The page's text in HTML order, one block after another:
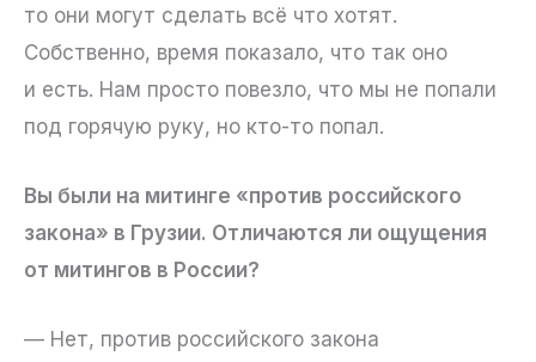
то они могут сделать всё что хотят.
Собственно, время показало, что так оно
и есть. Нам просто повезло, что мы не попали
под горячую руку, но кто-то попал.
Вы были на митинге «против российского
закона» в Грузии. Отличаются ли ощущения
от митингов в России?
— Нет, против российского закона